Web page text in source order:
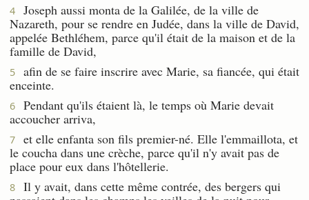
4
Joseph aussi monta de la Galilée, de la ville de
Nazareth, pour se rendre en Judée, dans la ville de David,
appelée Bethléhem, parce qu'il était de la maison et de la
famille de David,
5
afin de se faire inscrire avec Marie, sa fiancée, qui était
enceinte.
6
Pendant qu'ils étaient là, le temps où Marie devait
accoucher arriva,
7
et elle enfanta son fils premier-né. Elle l'emmaillota, et
le coucha dans une crèche, parce qu'il n'y avait pas de
place pour eux dans l'hôtellerie.
8
Il y avait, dans cette même contrée, des bergers qui